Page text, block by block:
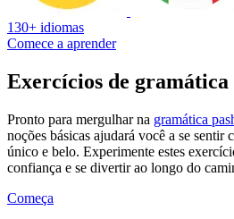
130+ idiomas
Comece a aprender
Exercícios de gramática
Pronto para mergulhar na gramática
noções básicas ajudará você a se sentir
único e belo. Experimente estes
confiança e se divertir ao longo do
Começa